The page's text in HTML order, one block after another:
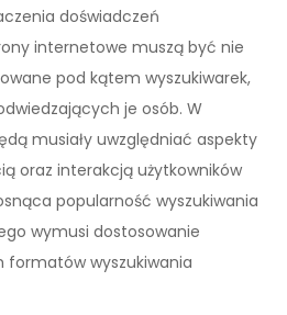
doświadczeń
internetowe muszą być nie
pod kątem wyszukiwarek,
je osób. W
musiały uwzględniać aspekty
oraz interakcją użytkowników
popularność wyszukiwania
wymusi dostosowanie
formatów wyszukiwania